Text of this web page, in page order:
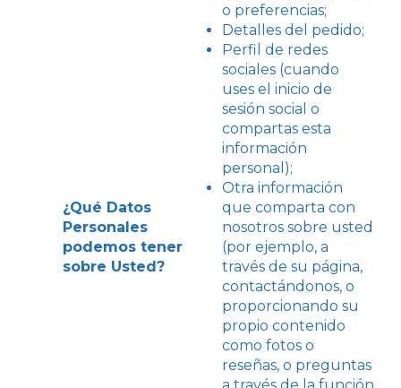
¿Qué Datos
Personales
podemos tener
sobre Usted?
o preferencias;
Detalles del pedido;
Perfil de redes
sociales (cuando
uses el inicio de
sesión social o
compartas esta
información
personal);
Otra información
que comparta con
nosotros sobre usted
(por ejemplo, a
través de su página,
contactándonos, o
proporcionando su
propio contenido
como fotos o
reseñas, o preguntas